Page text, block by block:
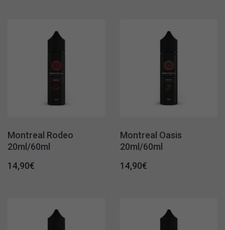
Montreal Rodeo
20ml/60ml
14,90€
Montreal Oasis
20ml/60ml
14,90€